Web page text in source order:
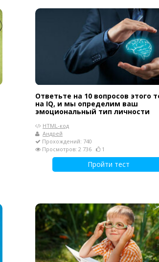
Ответьте на 10 вопросов этого
на IQ, и мы определим ваш
эмоциональный тип личности
HTML-код
Андрей
Прохождений: 740
Просмотров: 2 736
1
Пройти тест